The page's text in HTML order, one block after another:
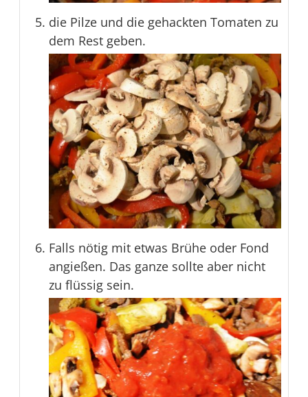
die Pilze und die gehackten Tomaten zu
dem Rest geben.
Falls nötig mit etwas Brühe oder Fond
angießen. Das ganze sollte aber nicht
zu flüssig sein.